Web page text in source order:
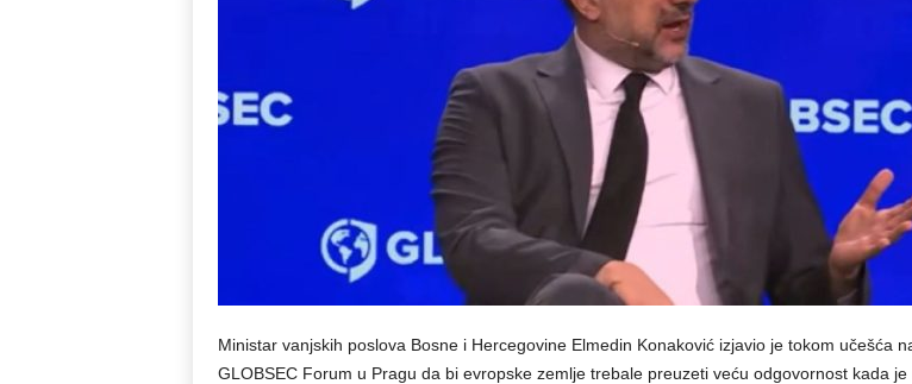
Ministar vanjskih poslova Bosne i Hercegovine Elmedin Konaković izjavio je tokom učešća
GLOBSEC Forum u Pragu da bi evropske zemlje trebale preuzeti veću odgovornost kada je